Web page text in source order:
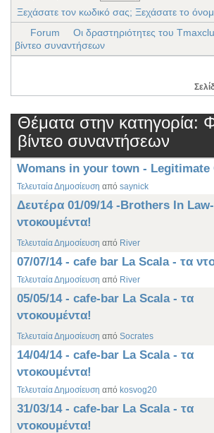
Ξεχάσατε τον κωδικό σας; Ξεχάσατε το
Forum
Οι δραστηριότητες του
βίντεο συναντήσεων
Θέματα στην κατηγορία:
βίντεο συναντήσεων
Womans in your town - Legitimate
Τελευταία Δημοσίευση από saynick
Δευτέρα 01/09/14 -Brothers In
ντοκουμέντα!
Τελευταία Δημοσίευση από River
07/07/14 - cafe bar La Scala - τα
Τελευταία Δημοσίευση από River
05/05/14 - cafe-bar La Scala - τα
ντοκουμέντα!
Τελευταία Δημοσίευση από Socrates
14/04/14 - cafe-bar La Scala - τα
ντοκουμέντα!
Τελευταία Δημοσίευση από kosvog20
31/03/14 - cafe-bar La Scala - τα
ντοκουμέντα!